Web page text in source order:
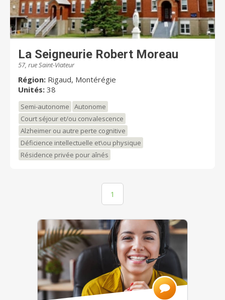
La Seigneurie Robert Moreau
57, rue Saint-Viateur
Région: Rigaud, Montérégie
Unités: 38
Semi-autonome
Autonome
Court séjour et/ou convalescence
Alzheimer ou autre perte cognitive
Déficience intellectuelle et\ou physique
Résidence privée pour aînés
1